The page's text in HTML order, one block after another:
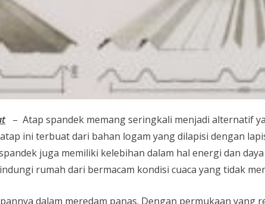
– Atap spandek memang seringkali menjadi alternatif
ini terbuat dari bahan logam yang dilapisi dengan
juga memiliki kelebihan dalam hal energi dan
rumah dari bermacam kondisi cuaca yang tidak
dalam meredam panas. Dengan permukaan yang